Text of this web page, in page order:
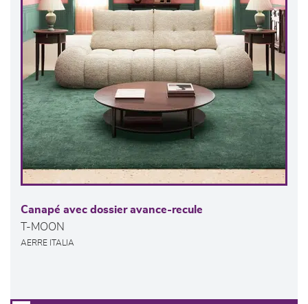
Canapé avec dossier avance-recule
T-MOON
AERRE ITALIA